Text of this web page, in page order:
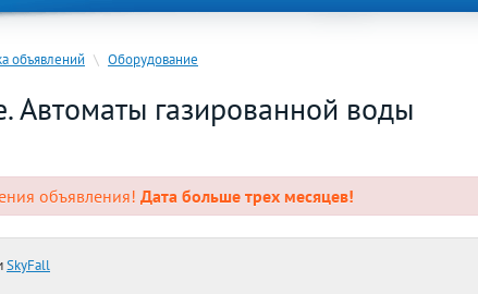
объявлений \ Оборудование
Автоматы газированной воды
объявления! Дата больше трех месяцев!
SkyFall